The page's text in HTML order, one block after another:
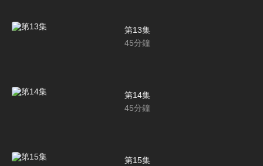
第13集
45分鐘
第14集
45分鐘
第15集